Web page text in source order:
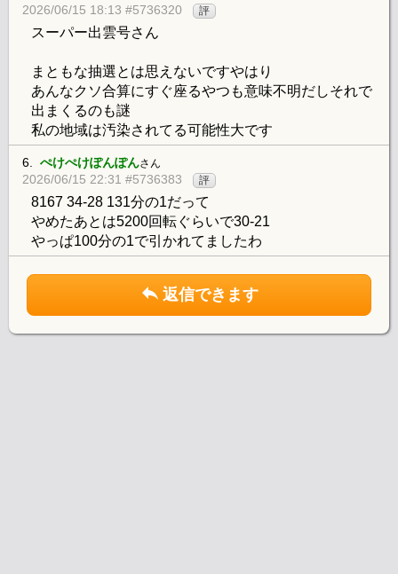
2026/06/15 18:13 #5736320 評
スーパー出雲号さん
まともな抽選とは思えないですやはり
あんなクソ合算にすぐ座るやつも意味不明だしそれで
出まくるのも謎
私の地域は汚染されてる可能性大です
6. ぺけぺけぽんぽんさん
2026/06/15 22:31 #5736383 評
8167 34-28 131分の1だって
やめたあとは5200回転ぐらいで30-21
やっぱ100分の1で引かれてましたわ
返信できます